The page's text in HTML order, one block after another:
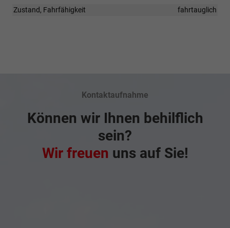
Zustand, Fahrfähigkeit
fahrtauglich
Kontaktaufnahme
Können wir Ihnen behilflich
sein?
Wir freuen uns auf Sie!